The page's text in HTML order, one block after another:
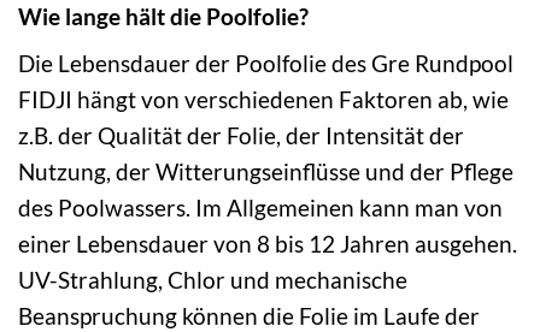
Wie lange hält die Poolfolie?
Die Lebensdauer der Poolfolie des Gre Rundpool
FIDJI hängt von verschiedenen Faktoren ab, wie
z.B. der Qualität der Folie, der Intensität der
Nutzung, der Witterungseinflüsse und der Pflege
des Poolwassers. Im Allgemeinen kann man von
einer Lebensdauer von 8 bis 12 Jahren ausgehen.
UV-Strahlung, Chlor und mechanische
Beanspruchung können die Folie im Laufe der